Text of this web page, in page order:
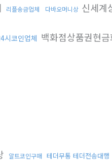
리플송금업체 다바오머니상 신세계
시코인업체 백화점상품권현
알트코인구매 테더무통 테더전송대행